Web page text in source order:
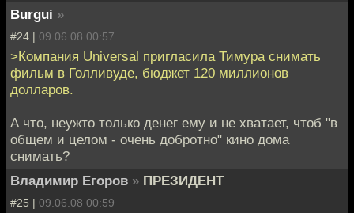
Burgui »
#24 | 09.06.08 00:57
>Компания Universal пригласила Тимура снимать
фильм в Голливуде, бюджет 120 миллионов
долларов.
А что, неужто только денег ему и не хватает, чтоб "в
общем и целом - очень добротно" кино дома
снимать?
Владимир Егоров » ПРЕЗИДЕНТ
#25 | 09.06.08 00:59